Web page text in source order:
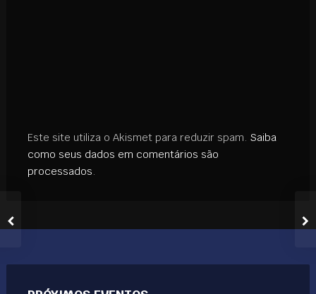
Este site utiliza o Akismet para reduzir spam. Saiba
como seus dados em comentários são
processados.